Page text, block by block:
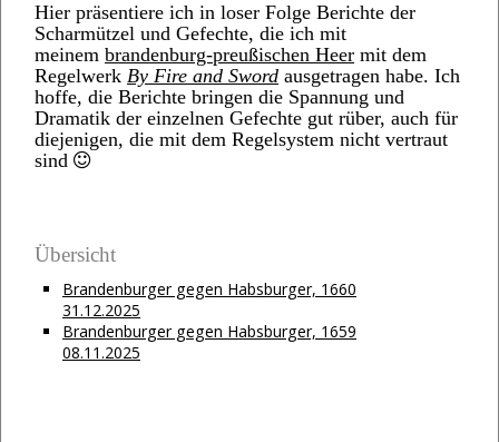
Hier präsentiere ich in loser Folge Berichte der
Scharmützel und Gefechte, die ich mit
meinem brandenburg-preußischen Heer mit dem
Regelwerk By Fire and Sword ausgetragen habe. Ich
hoffe, die Berichte bringen die Spannung und
Dramatik der einzelnen Gefechte gut rüber, auch für
diejenigen, die mit dem Regelsystem nicht vertraut
sind
Übersicht
Brandenburger gegen Habsburger, 1660
31.12.2025
Brandenburger gegen Habsburger, 1659
08.11.2025